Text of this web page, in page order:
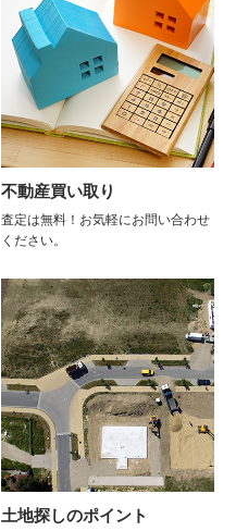
不動産買い取り
査定は無料！お気軽にお問い合わせ
ください。
土地探しのポイント